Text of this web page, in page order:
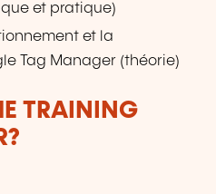
et pratique)
et la
Tag Manager (théorie)
TRAINING